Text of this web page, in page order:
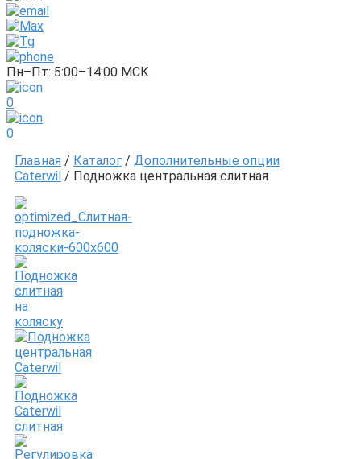
Пн–Пт: 5:00–14:00 МСК
0
0
Главная / Каталог / Дополнительные опции
Caterwil / Подножка центральная слитная